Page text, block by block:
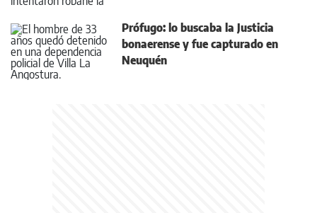
Prófugo: lo buscaba la Justicia
bonaerense y fue capturado en
Neuquén